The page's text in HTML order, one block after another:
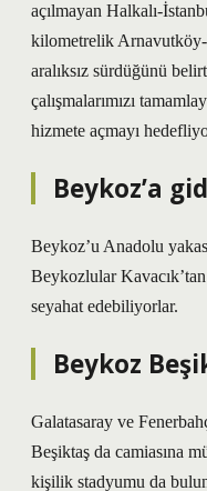
açılmayan Halkalı-
kilometrelik Arnavutköy-
aralıksız sürdüğünü
çalışmalarımızı
hizmete açmayı
Beykoz’a
Beykoz’u Anadolu
Beykozlular
seyahat edebiliyorlar.
Beykoz
Galatasaray ve
Beşiktaş da camiasına
kişilik stadyumu da